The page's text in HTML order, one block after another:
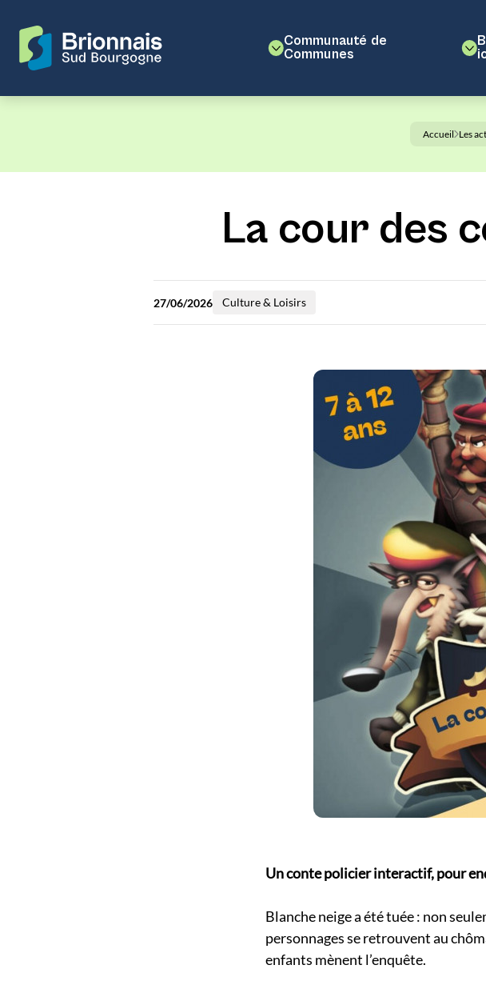
Communauté de
Communes
Accueil Les
La cour des
27/06/2026 Culture & Loisirs
Un conte policier interactif, pour
Blanche neige a été tuée : non
personnages se retrouvent au
enfants mènent l’enquête.